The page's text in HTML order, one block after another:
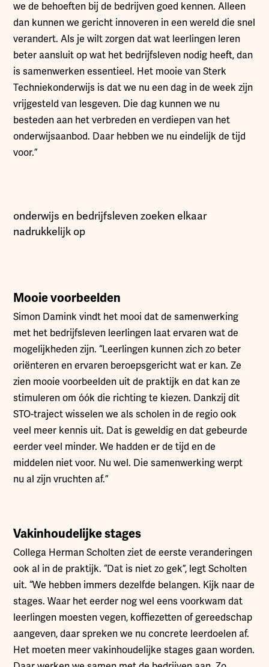
we de behoeften bij de bedrijven goed kennen. Alleen
dan kunnen we gericht innoveren in een wereld die snel
verandert. Als je wilt zorgen dat wat leerlingen leren
beter aansluit op wat het bedrijfsleven nodig heeft, dan
is samenwerken essentieel. Het mooie van Sterk
Techniekonderwijs is dat we nu een dag in de week zijn
vrijgesteld van lesgeven. Die dag kunnen we nu
besteden aan het verbreden en verdiepen van het
onderwijsaanbod. Daar hebben we nu eindelijk de tijd
voor.”
onderwijs en bedrijfsleven zoeken elkaar
nadrukkelijk op
Mooie voorbeelden
Simon Damink vindt het mooi dat de samenwerking
met het bedrijfsleven leerlingen laat ervaren wat de
mogelijkheden zijn. “Leerlingen kunnen zich zo beter
oriënteren en ervaren beroepsgericht wat er kan. Ze
zien mooie voorbeelden uit de praktijk en dat kan ze
stimuleren om óók die richting te kiezen. Dankzij dit
STO-traject wisselen we als scholen in de regio ook
veel meer kennis uit. Dat is geweldig en dat gebeurde
eerder veel minder. We hadden er de tijd en de
middelen niet voor. Nu wel. Die samenwerking werpt
nu al zijn vruchten af.”
Vakinhoudelijke stages
Collega Herman Scholten ziet de eerste veranderingen
ook al in de praktijk. “Dat is niet zo gek”, legt Scholten
uit. “We hebben immers dezelfde belangen. Kijk naar de
stages. Waar het eerder nog wel eens voorkwam dat
leerlingen moesten vegen, koffiezetten of gereedschap
aangeven, daar spreken we nu concrete leerdoelen af.
Het moeten meer vakinhoudelijke stages gaan worden.